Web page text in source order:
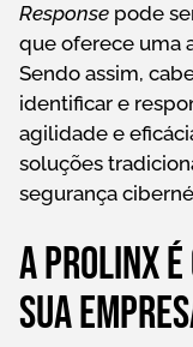
Response pode
que oferece uma
Sendo assim,
identificar e
agilidade e
soluções
segurança
A Prolinx é
sua